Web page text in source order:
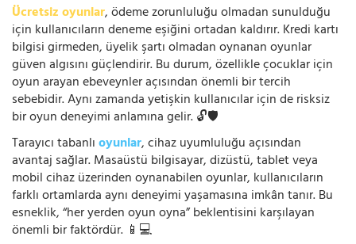
Ücretsiz oyunlar, ödeme zorunluluğu olmadan sunulduğu
için kullanıcıların deneme eşiğini ortadan kaldırır. Kredi kartı
bilgisi girmeden, üyelik şartı olmadan oynanan oyunlar
güven algısını güçlendirir. Bu durum, özellikle çocuklar için
oyun arayan ebeveynler açısından önemli bir tercih
sebebidir. Aynı zamanda yetişkin kullanıcılar için de risksiz
bir oyun deneyimi anlamına gelir. 🔓🛡️
Tarayıcı tabanlıoyunlar, cihaz uyumluluğu açısından
avantaj sağlar. Masaüstü bilgisayar, dizüstü, tablet veya
mobil cihaz üzerinden oynanabilen oyunlar, kullanıcıların
farklı ortamlarda aynı deneyimi yaşamasına imkân tanır. Bu
esneklik, “her yerden oyun oyna” beklentisini karşılayan
önemli bir faktördür. 📱💻